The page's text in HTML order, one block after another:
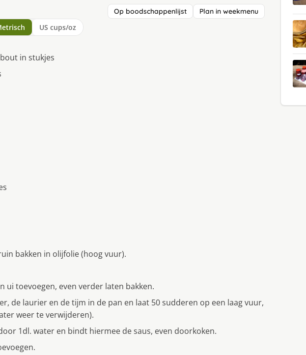
Op boodschappenlijst Plan in weekmenu
US cups/oz
in stukjes
bakken in olijfolie (hoog vuur).
ui toevoegen, even verder laten bakken.
de laurier en de tijm in de pan en laat 50 sudderen op een laag vuur,
weer te verwijderen).
1dl. water en bindt hiermee de saus, even doorkoken.